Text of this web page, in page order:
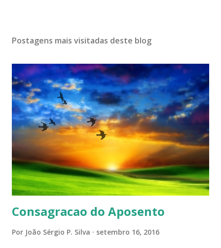
Postagens mais visitadas deste blog
Consagracao do Aposento
Por João Sérgio P. Silva setembro 16, 2016